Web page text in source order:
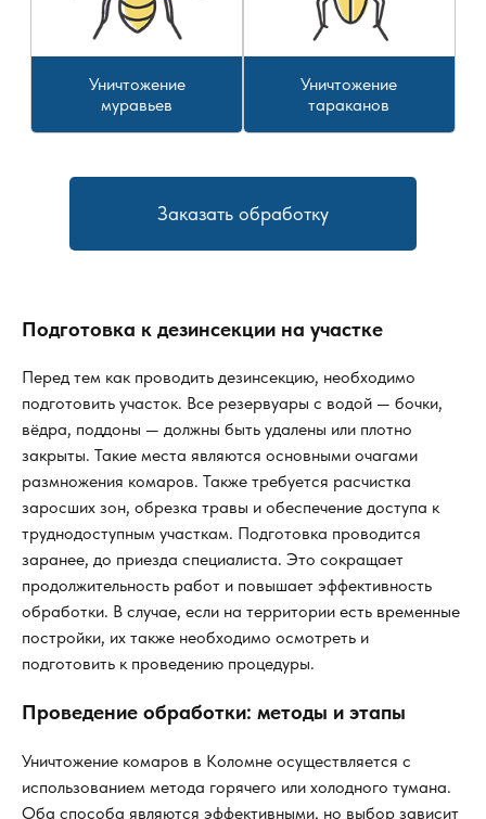
Уничтожение
муравьев
Уничтожение
тараканов
Заказать обработку
Подготовка к дезинсекции на участке
Перед тем как проводить дезинсекцию, необходимо
подготовить участок. Все резервуары с водой — бочки,
вёдра, поддоны — должны быть удалены или плотно
закрыты. Такие места являются основными очагами
размножения комаров. Также требуется расчистка
заросших зон, обрезка травы и обеспечение доступа к
труднодоступным участкам. Подготовка проводится
заранее, до приезда специалиста. Это сокращает
продолжительность работ и повышает эффективность
обработки. В случае, если на территории есть временные
постройки, их также необходимо осмотреть и
подготовить к проведению процедуры.
Проведение обработки: методы и этапы
Уничтожение комаров в Коломне осуществляется с
использованием метода горячего или холодного тумана.
Оба способа являются эффективными, но выбор зависит